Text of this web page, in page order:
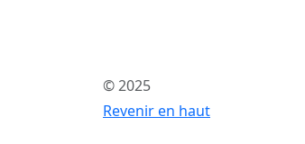
© 2025
Revenir en haut